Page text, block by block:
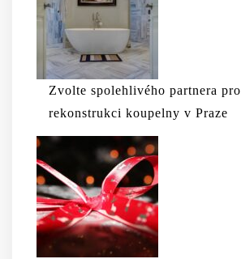
Zvolte spolehlivého partnera pro
rekonstrukci koupelny v Praze